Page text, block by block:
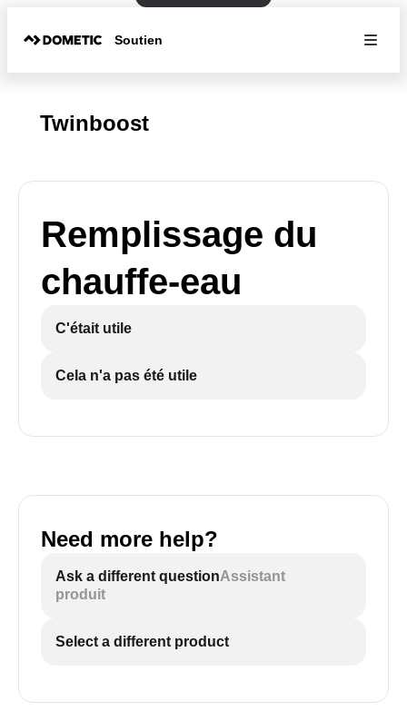
Soutien
Twinboost
Remplissage du
chauffe-eau
C'était utile
Cela n'a pas été utile
Need more help?
Ask a different questionAssistant
produit
Select a different product